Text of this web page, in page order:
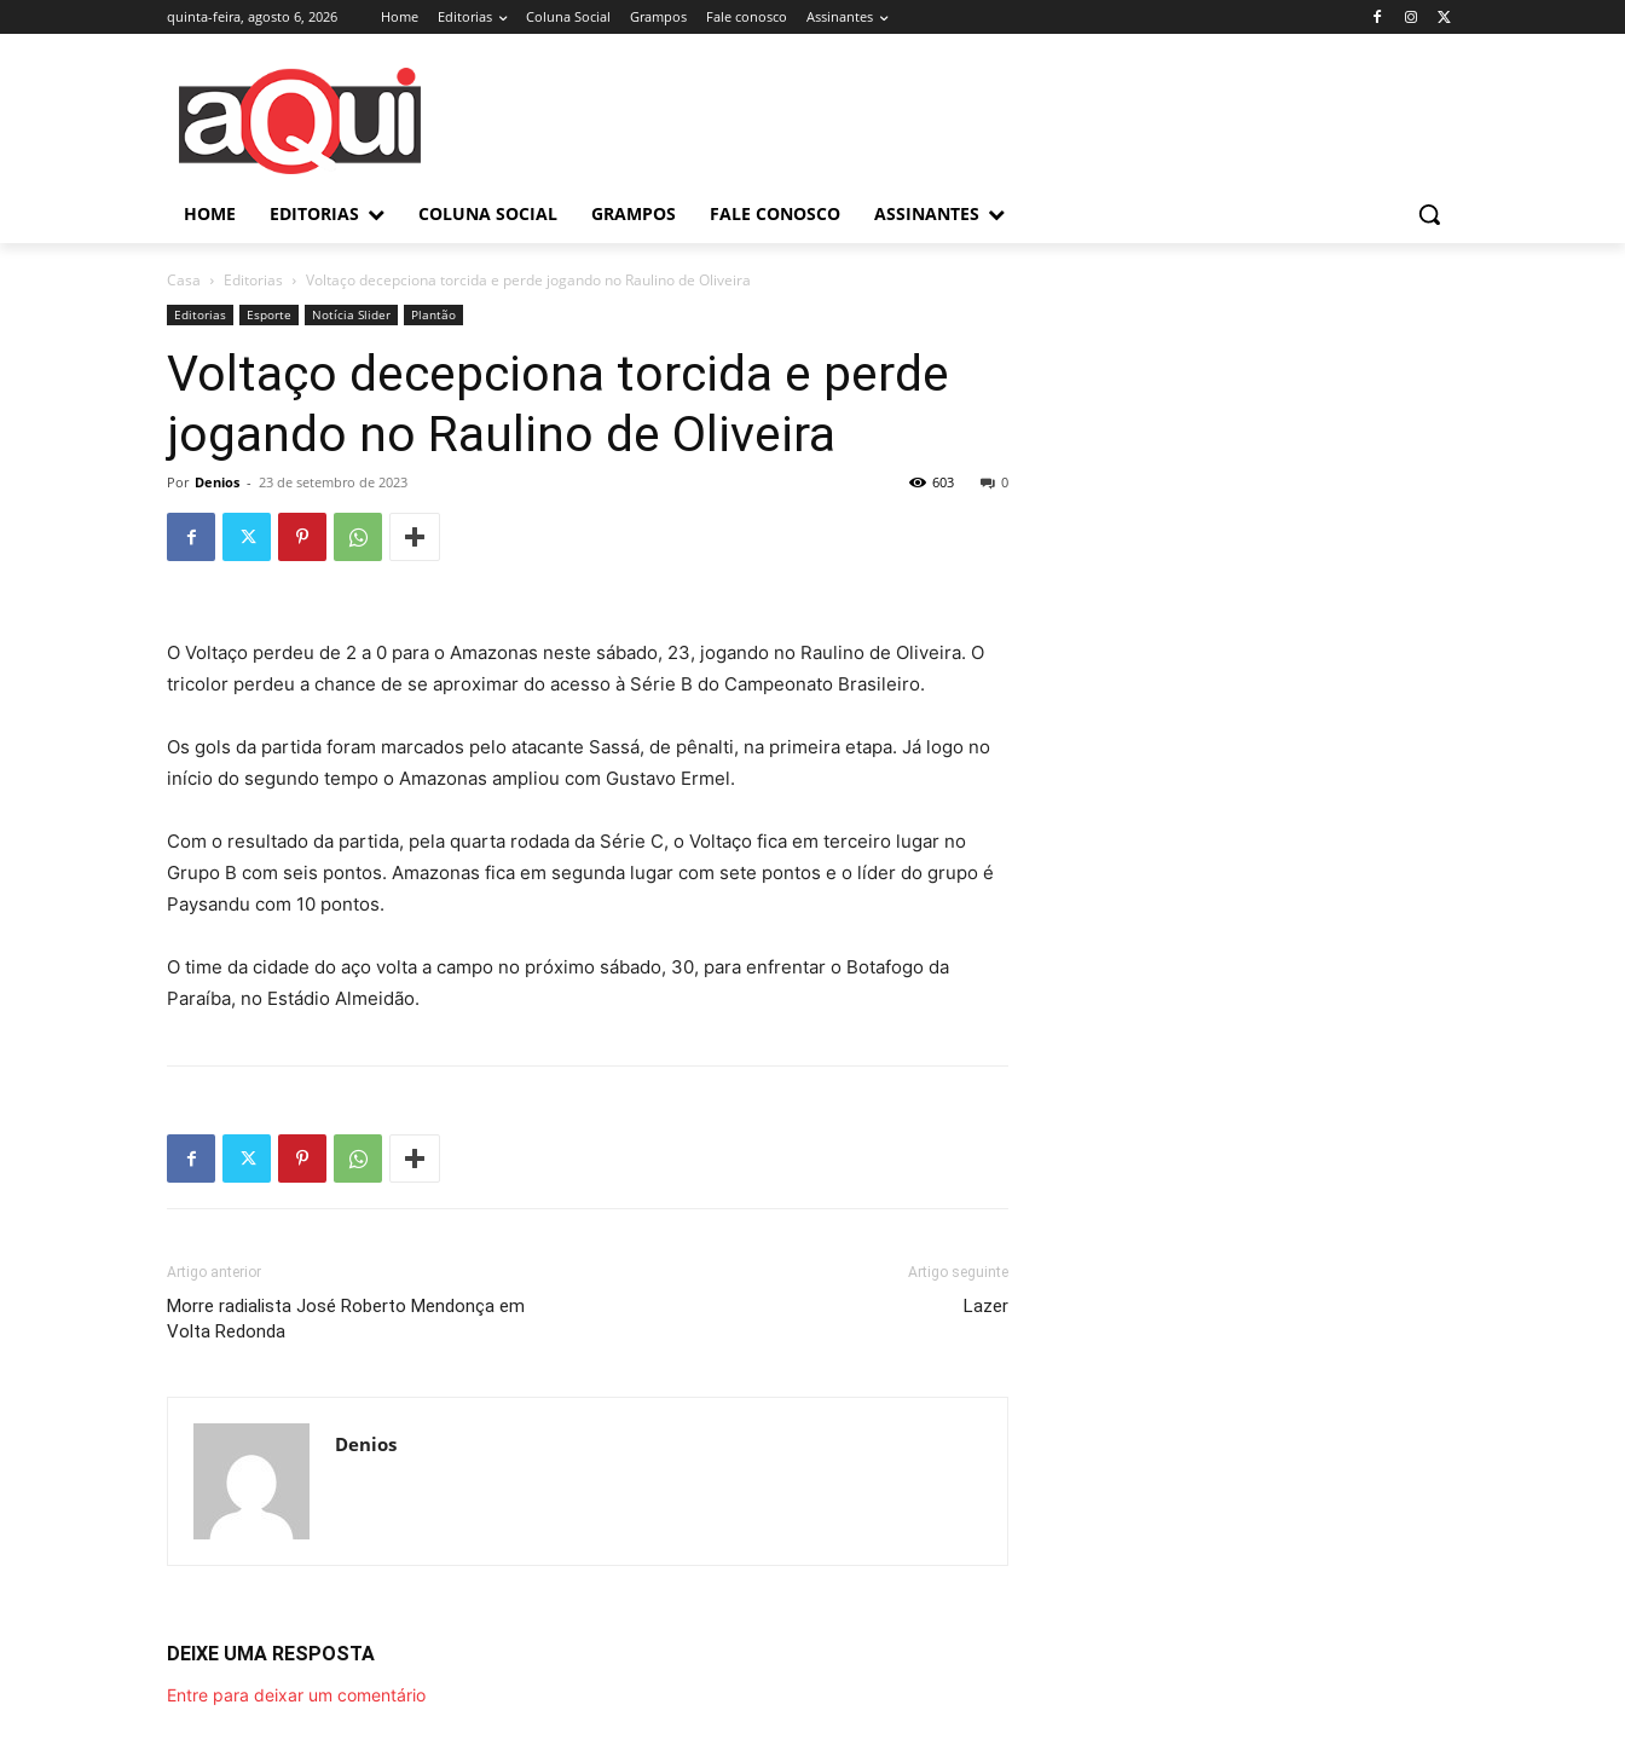
quinta-feira, agosto 6, 2026 Home Editorias Coluna Social Grampos Fale conosco Assinantes
HOME EDITORIAS COLUNA SOCIAL GRAMPOS FALE CONOSCO ASSINANTES
Casa Editorias Voltaço decepciona torcida e perde jogando no Raulino de Oliveira
Editorias Esporte Notícia Slider Plantão
Voltaço decepciona torcida e perde
jogando no Raulino de Oliveira
Por Denios - 23 de setembro de 2023 0
603
O Voltaço perdeu de 2 a 0 para o Amazonas neste sábado, 23, jogando no Raulino de Oliveira. O
tricolor perdeu a chance de se aproximar do acesso à Série B do Campeonato Brasileiro.
Os gols da partida foram marcados pelo atacante Sassá, de pênalti, na primeira etapa. Já logo no
início do segundo tempo o Amazonas ampliou com Gustavo Ermel.
Com o resultado da partida, pela quarta rodada da Série C, o Voltaço fica em terceiro lugar no
Grupo B com seis pontos. Amazonas fica em segunda lugar com sete pontos e o líder do grupo é
Paysandu com 10 pontos.
O time da cidade do aço volta a campo no próximo sábado, 30, para enfrentar o Botafogo da
Paraíba, no Estádio Almeidão.
Artigo anterior
Morre radialista José Roberto Mendonça em
Volta Redonda
Artigo seguinte
Lazer
Denios
DEIXE UMA RESPOSTA
Entre para deixar um comentário